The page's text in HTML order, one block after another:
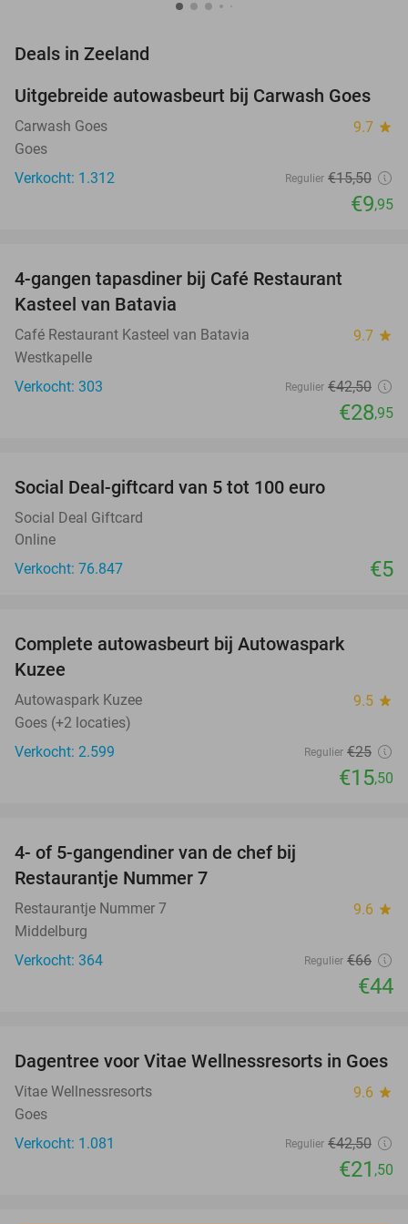
Deals in Zeeland
36%
Uitgebreide autowasbeurt bij Carwash Goes
Carwash Goes 9.7 star
Goes
Verkocht: 1.312
Regulier €15,50
€9,95
4-gangen tapasdiner bij Café Restaurant
Kasteel van Batavia
Café Restaurant Kasteel van Batavia 9.7 star
Westkapelle
Verkocht: 303
Regulier €42,50
€28,95
Social Deal-giftcard van 5 tot 100 euro
Social Deal Giftcard
Online
Verkocht: 76.847
€5
Complete autowasbeurt bij Autowaspark
Kuzee
Autowaspark Kuzee 9.5 star
Goes (+2 locaties)
Verkocht: 2.599
Regulier €25
€15,50
4- of 5-gangendiner van de chef bij
Restaurantje Nummer 7
Restaurantje Nummer 7 9.6 star
Middelburg
Verkocht: 364
Regulier €66
€44
49%
Dagentree voor Vitae Wellnessresorts in Goes
Vitae Wellnessresorts 9.6 star
Goes
Verkocht: 1.081
Regulier €42,50
€21 ,50